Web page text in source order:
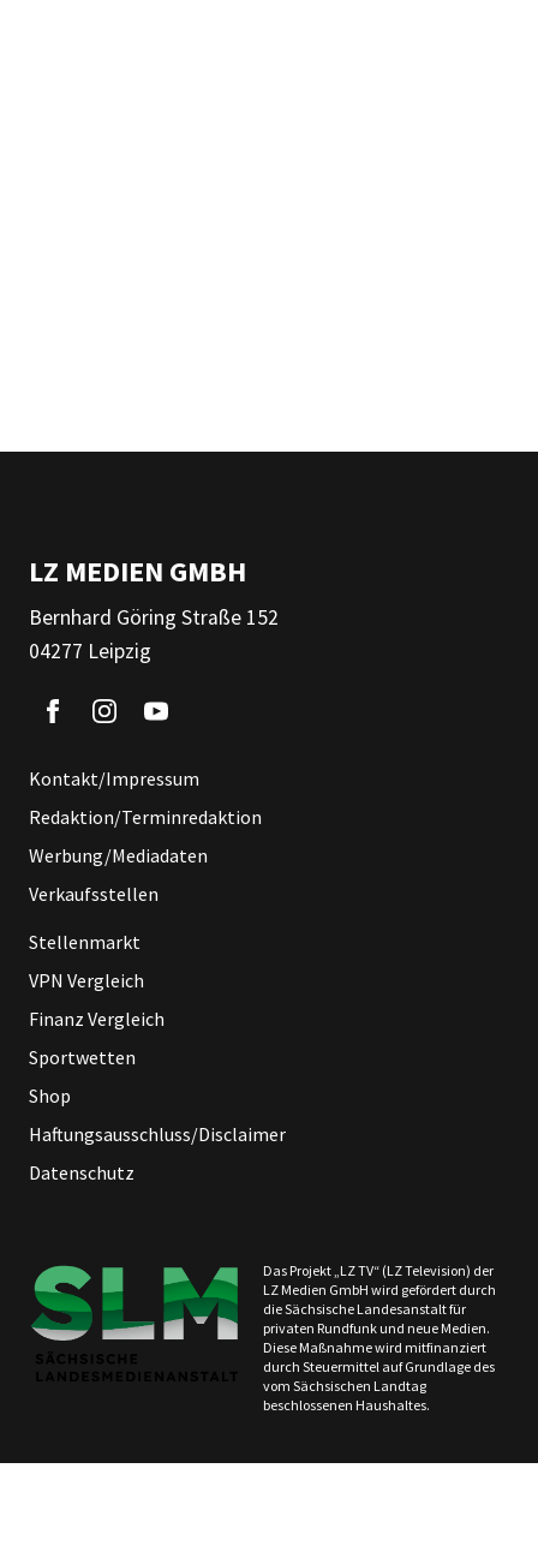
LZ MEDIEN GMBH
Bernhard Göring Straße 152
04277 Leipzig
Kontakt/Impressum
Redaktion/Terminredaktion
Werbung/Mediadaten
Verkaufsstellen
Stellenmarkt
VPN Vergleich
Finanz Vergleich
Sportwetten
Shop
Haftungsausschluss/Disclaimer
Datenschutz
Das Projekt „LZ TV“ (LZ Television) der
LZ Medien GmbH wird gefördert durch
die Sächsische Landesanstalt für
privaten Rundfunk und neue Medien.
Diese Maßnahme wird mitfinanziert
durch Steuermittel auf Grundlage des
vom Sächsischen Landtag
beschlossenen Haushaltes.